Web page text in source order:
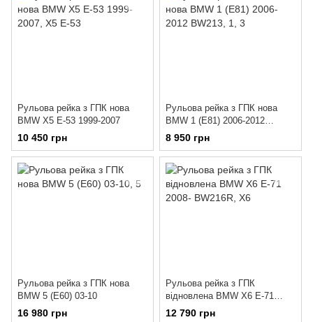
Рульова рейка з ГПК нова
BMW Х5 E-53 1999-2007
10 450 грн
Рульова рейка з ГПК нова
BMW 1 (E81) 2006-2012
BW213
8 950 грн
Рульова рейка з ГПК нова
BMW 5 (E60) 03-10
16 980 грн
Рульова рейка з ГПК
відновлена BMW X6 E-71
2008- BW216R
12 790 грн